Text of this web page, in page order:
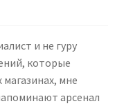
и не гуру
которые
мне
арсенал